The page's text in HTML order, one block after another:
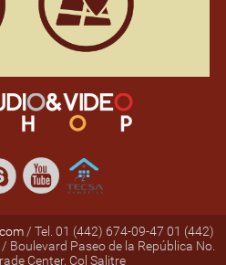
/ Tel. 01 (442) 674-09-47 01 (442)
Boulevard Paseo de la República No.
Center, Col Salitre